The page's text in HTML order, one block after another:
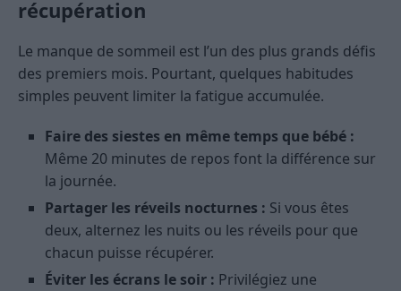
récupération
Le manque de sommeil est l’un des plus grands défis
des premiers mois. Pourtant, quelques habitudes
simples peuvent limiter la fatigue accumulée.
Faire des siestes en même temps que bébé :
Même 20 minutes de repos font la différence sur
la journée.
Partager les réveils nocturnes : Si vous êtes
deux, alternez les nuits ou les réveils pour que
chacun puisse récupérer.
Éviter les écrans le soir : Privilégiez une